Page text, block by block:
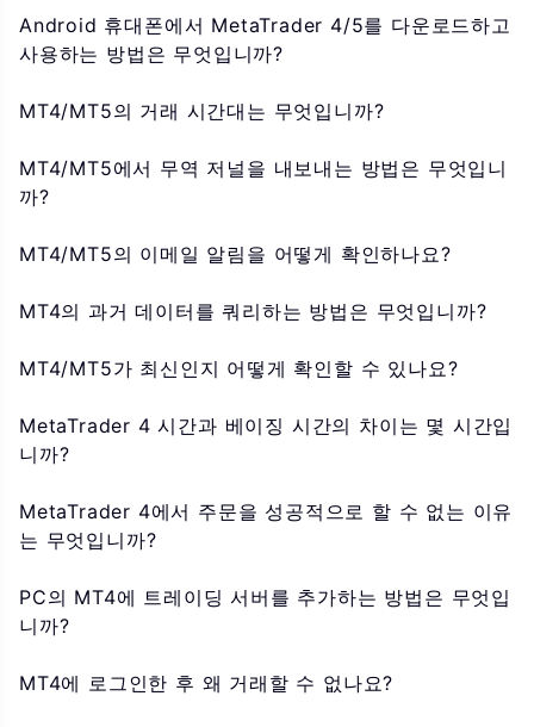
Android 휴대폰에서 MetaTrader 4/5를 다운로드하고
사용하는 방법은 무엇입니까?
MT4/MT5의 거래 시간대는 무엇입니까?
MT4/MT5에서 무역 저널을 내보내는 방법은 무엇입니
까?
MT4/MT5의 이메일 알림을 어떻게 확인하나요?
MT4의 과거 데이터를 쿼리하는 방법은 무엇입니까?
MT4/MT5가 최신인지 어떻게 확인할 수 있나요?
MetaTrader 4 시간과 베이징 시간의 차이는 몇 시간입
니까?
MetaTrader 4에서 주문을 성공적으로 할 수 없는 이유
는 무엇입니까?
PC의 MT4에 트레이딩 서버를 추가하는 방법은 무엇입
니까?
MT4에 로그인한 후 왜 거래할 수 없나요?